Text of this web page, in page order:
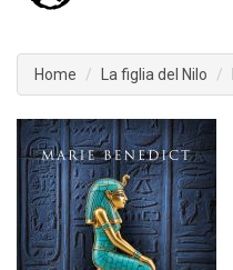
Home La figlia del Nilo